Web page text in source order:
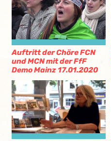
Auftritt der Chöre FCN
und MCN mit der FfF
Demo Mainz 17.01.2020